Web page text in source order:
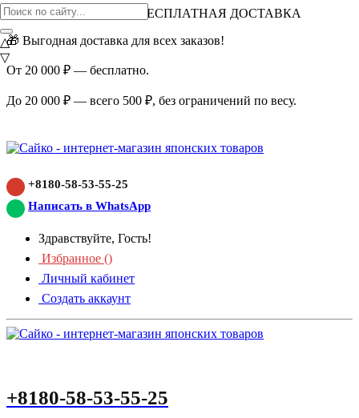
ВНИМАНИЕ АКЦИЯ!
БЕСПЛАТНАЯ ДОСТАВКА
🎁 Выгодная доставка для всех заказов!
От 20 000 ₽ — бесплатно.
До 20 000 ₽ — всего 500 ₽, без ограничений по весу.
+8180-58-53-55-25
Написать в WhatsApp
Здравствуйте, Гость!
Избранное ()
Личный кабинет
Создать аккаунт
+8180-58-53-55-25
△
▽